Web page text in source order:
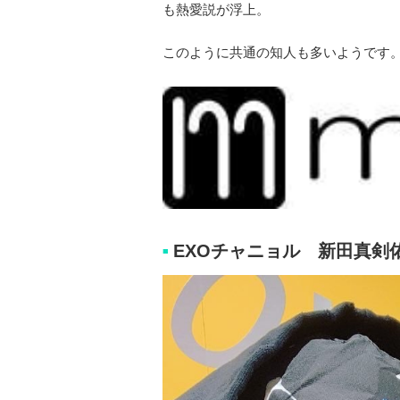
も熱愛説が浮上。
このように共通の知人も多いようです
■ EXOチャニョル 新田真剣